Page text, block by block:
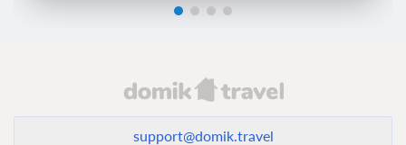
support@domik.travel